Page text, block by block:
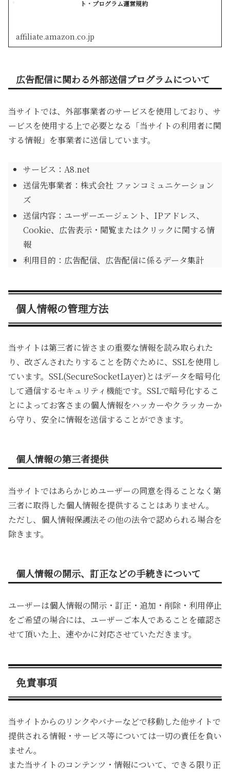
ト・プログラム運営規約
affiliate.amazon.co.jp
広告配信に関わる外部送信プログラムについて
当サイトでは、外部事業者のサービスを使用しており、サ
ービスを使用する上で必要となる「当サイトの利用者に関
する情報」を事業者に送信しています。
サービス：A8.net
送信先事業者：株式会社 ファンコミュニケーション
ズ
送信内容：ユーザーエージェント、IPアドレス、
Cookie、広告表示・閲覧またはクリックに関する情
報
利用目的：広告配信、広告配信に係るデータ集計
個人情報の管理方法
当サイトは第三者に皆さまの重要な情報を読み取られた
り、改ざんされたりすることを防ぐために、SSLを使用し
ています。SSL(SecureSocketLayer)とはデータを暗号化
して通信するセキュリティ機能です。SSLで暗号化するこ
とによってお客さまの個人情報をハッカーやクラッカーか
ら守り、安全に情報を送信することができます。
個人情報の第三者提供
当サイトではあらかじめユーザーの同意を得ることなく第
三者に取得した個人情報を提供することはありません。
ただし、個人情報保護法その他の法令で認められる場合を
除きます。
個人情報の開示、訂正などの手続きについて
ユーザーは個人情報の開示・訂正・追加・削除・利用停止
をご希望の場合には、ユーザーご本人であることを確認さ
せて頂いた上、速やかに対応させていただきます。
免責事項
当サイトからのリンクやバナーなどで移動した他サイトで
提供される情報・サービス等については一切の責任を負い
ません。
また当サイトのコンテンツ・情報について、できる限り正